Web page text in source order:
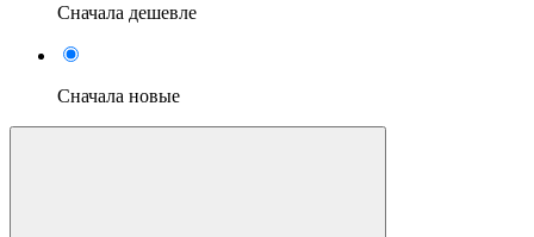
Сначала дешевле
Сначала новые